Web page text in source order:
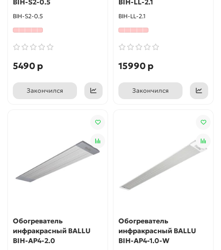
BIH-S2-0.5
5490 р
Закончился
BIH-LL-2.1
15990 р
Закончился
Обогреватель
инфракрасный BALLU
BIH-AP4-2.0
Обогреватель
инфракрасный BALLU
BIH-AP4-1.0-W